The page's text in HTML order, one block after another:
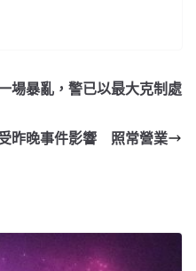
場暴亂，警已以最大克制處
昨晚事件影響 照常營業